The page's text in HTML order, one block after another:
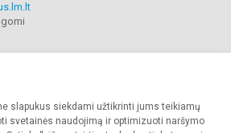
slapukus siekdami užtikrinti jums teikiamų
svetainės naudojimą ir optimizuoti naršymo
gimnazija. Visos teisės saugomos.
gimnazijos sutikimo griežtai draudžiama.